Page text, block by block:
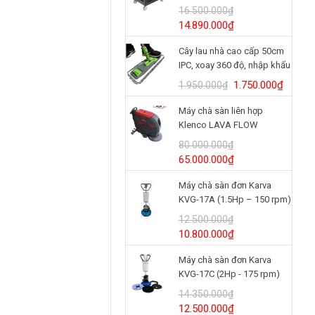
BRUTE® 3 tầng
Model/SKU: 2196862
16.500.000₫
Giá
gốc
là:
16.500.000₫.
14.890.000₫Giá
hiện
tại
là:
14.890.000₫.
Cây lau nhà cao cấp 50cm
IPC, xoay 360 độ, nhập khẩu
Italy
1.950.000₫ Giá
gốc
là:
1.950.000₫.
1.750.000₫Giá
hiện
Máy chà sàn liên hợp
Klenco LAVA FLOW
(24V/125Ah)
80.000.000₫
Giá
gốc
là:
80.000.000₫.
65.000.000₫Giá
hiện
tại
là:
Máy chà sàn đơn Karva
KVG-17A (1.5Hp – 150 rpm)
12.500.000₫
Giá
gốc
là:
12.500.000₫.
10.800.000₫Giá
hiện
tại
là:
Máy chà sàn đơn Karva
KVG-17C (2Hp - 175 rpm)
14.350.000₫
Giá
12.500.000₫Giá